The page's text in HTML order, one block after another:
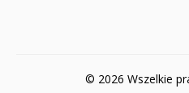
© 2026 Wszelkie